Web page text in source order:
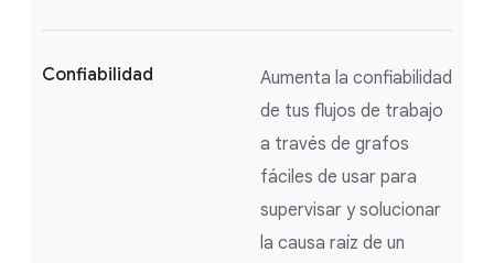
Confiabilidad
Aumenta la confiabilidad
de tus flujos de trabajo
a través de grafos
fáciles de usar para
supervisar y solucionar
la causa raíz de un